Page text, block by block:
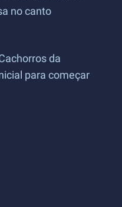
no canto
da
para começar